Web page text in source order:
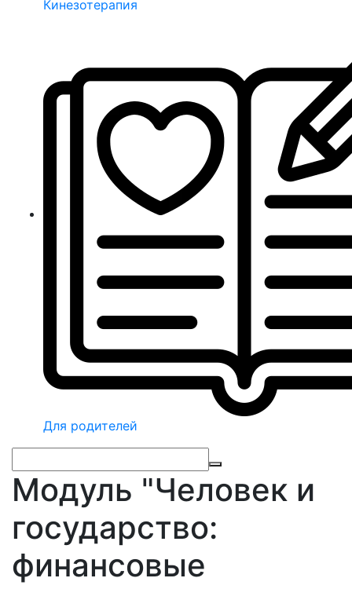
Кинезотерапия
Для родителей
Модуль "Человек и
государство:
финансовые